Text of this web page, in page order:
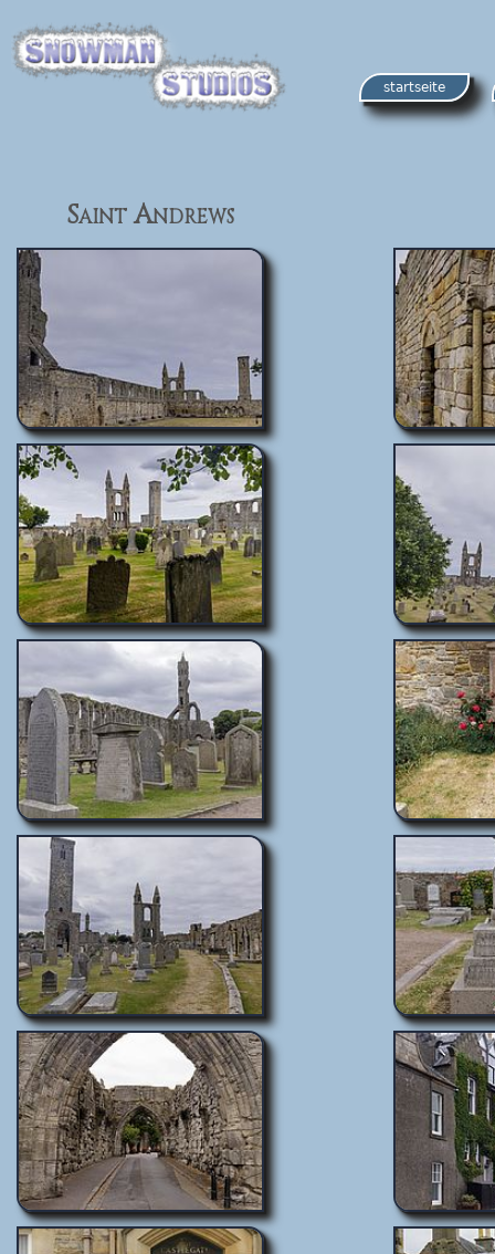
startseite
Saint Andrews